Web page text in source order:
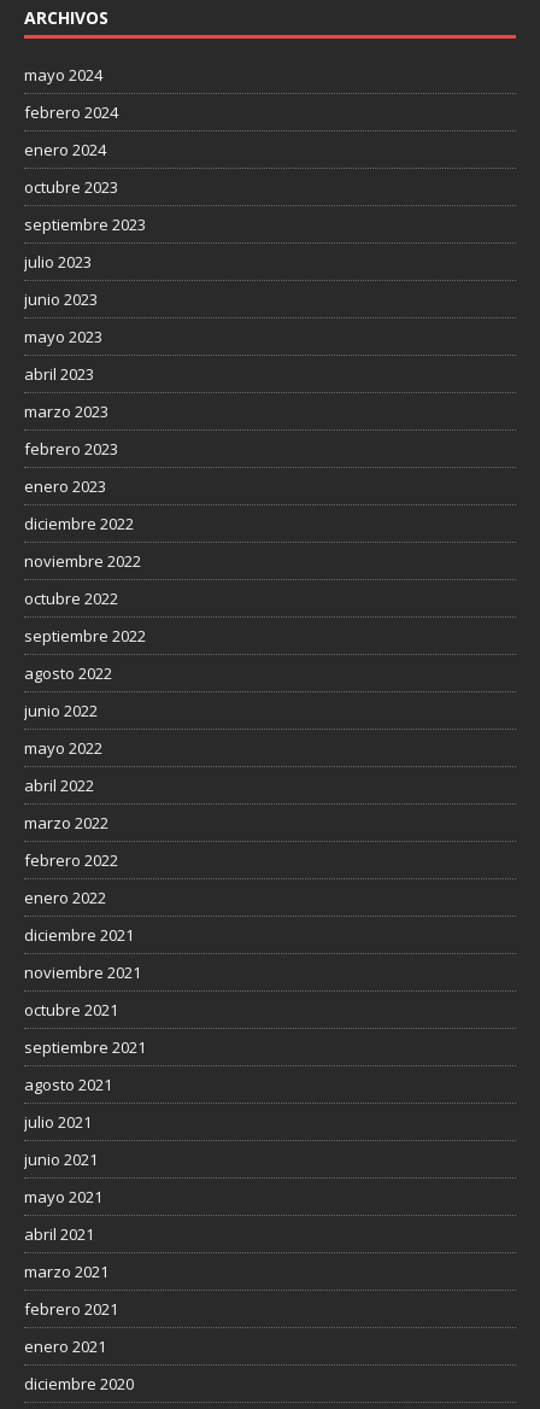
ARCHIVOS
mayo 2024
febrero 2024
enero 2024
octubre 2023
septiembre 2023
julio 2023
junio 2023
mayo 2023
abril 2023
marzo 2023
febrero 2023
enero 2023
diciembre 2022
noviembre 2022
octubre 2022
septiembre 2022
agosto 2022
junio 2022
mayo 2022
abril 2022
marzo 2022
febrero 2022
enero 2022
diciembre 2021
noviembre 2021
octubre 2021
septiembre 2021
agosto 2021
julio 2021
junio 2021
mayo 2021
abril 2021
marzo 2021
febrero 2021
enero 2021
diciembre 2020